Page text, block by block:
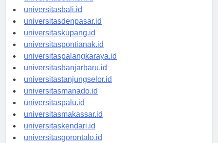
universitasbanten.id
universitasbali.id
universitasdenpasar.id
universitaskupang.id
universitaspontianak.id
universitaspalangkaraya.id
universitasbanjarbaru.id
universitastanjungselor.id
universitasmanado.id
universitaspalu.id
universitasmakassar.id
universitaskendari.id